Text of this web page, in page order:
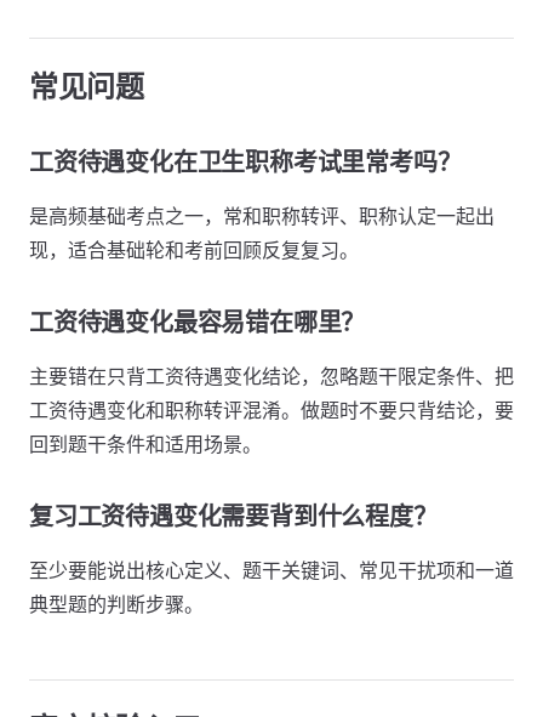
常见问题
工资待遇变化在卫生职称考试里常考吗？
是高频基础考点之一，常和职称转评、职称认定一起出
现，适合基础轮和考前回顾反复复习。
工资待遇变化最容易错在哪里？
主要错在只背工资待遇变化结论，忽略题干限定条件、把
工资待遇变化和职称转评混淆。做题时不要只背结论，要
回到题干条件和适用场景。
复习工资待遇变化需要背到什么程度？
至少要能说出核心定义、题干关键词、常见干扰项和一道
典型题的判断步骤。